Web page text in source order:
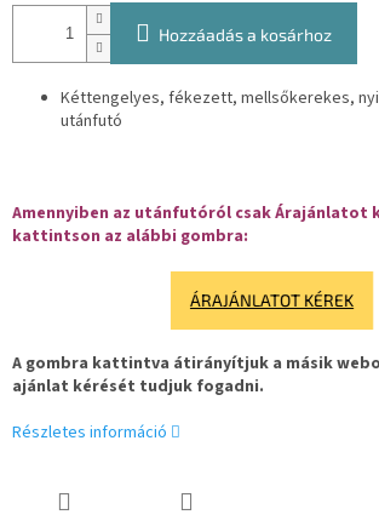
Hozzáadás a kosárhoz
Kéttengelyes, fékezett, mellsőkerekes,
utánfutó
Amennyiben az utánfutóról csak Árajánlatot
kattintson az alábbi gombra:
ÁRAJÁNLATOT KÉREK
A gombra kattintva átirányítjuk a másik
ajánlat kérését tudjuk fogadni.
Részletes információ